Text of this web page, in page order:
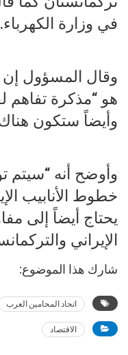
في وزارة الكهرباء.
وقال المسؤول إن
هو “مذكرة تفاهم
وأيضاً ستكون
وأوضح أنه “سيتم
خطوط الأنابيب
يحتاج أيضاً إلى
الإيراني
شارك هذا الموضوع:
اتحاد المحامين العرب
الاقتصاد